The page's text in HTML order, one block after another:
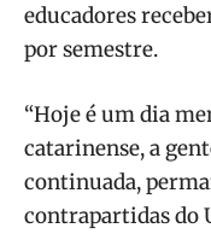
educadores
por semestre.
“Hoje é um dia
catarinense, a
continuada,
contrapartidas do